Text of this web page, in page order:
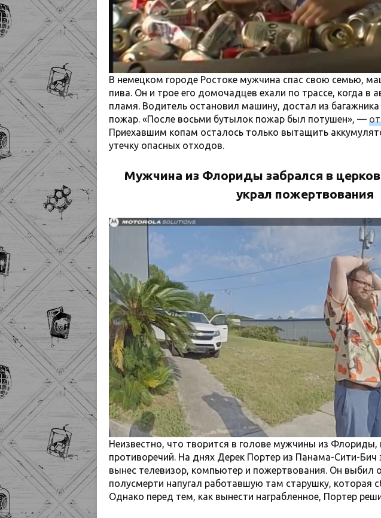
В немецком городе Ростоке мужчина спас свою семью,
пива. Он и трое его домочадцев ехали по трассе, когда в
пламя. Водитель остановил машину, достал из
пожар. «После восьми бутылок пожар был потушен», —
Приехавшим копам осталось только вытащить
утечку опасных отходов.
Мужчина из Флориды забрался в
украл пожертвования
Неизвестно, что творится в голове мужчины из
противоречий. На днях Дерек Портер из Панама-Сити-Бич
вынес телевизор, компьютер и пожертвования. Он
полусмерти напугал работавшую там старушку, которая
Однако перед тем, как вынести награбленное, Портер